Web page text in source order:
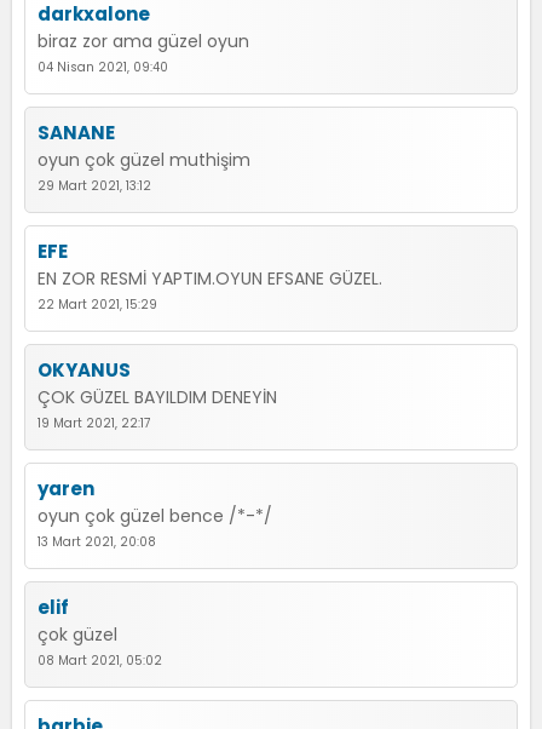
darkxalone
biraz zor ama güzel oyun
04 Nisan 2021, 09:40
SANANE
oyun çok güzel muthişim
29 Mart 2021, 13:12
EFE
EN ZOR RESMİ YAPTIM.OYUN EFSANE GÜZEL.
22 Mart 2021, 15:29
OKYANUS
ÇOK GÜZEL BAYILDIM DENEYİN
19 Mart 2021, 22:17
yaren
oyun çok güzel bence /*-*/
13 Mart 2021, 20:08
elif
çok güzel
08 Mart 2021, 05:02